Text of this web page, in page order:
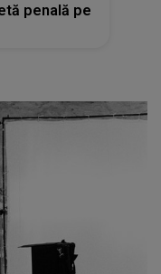
penală pe